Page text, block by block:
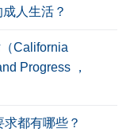
人生活？
California
Progress ，
都有哪些？